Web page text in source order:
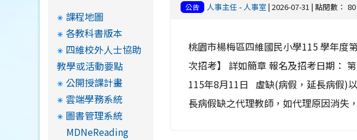
公告 人事主任 - 人事室 | 2026-07-31 | 點閱數： 80
桃園市楊梅區四維國民小學115 學年度
次招考】 詳如簡章 報名及招考日期：
115年8月11日 虛缺(病假，延長病假)
長病假缺之代理教師，如代理原因消失
課程地圖
各教科書版本
四維校外人士協助
教學或活動要點
公開授課計畫
雲端學務系統
圖書管理系統
MDNeReading